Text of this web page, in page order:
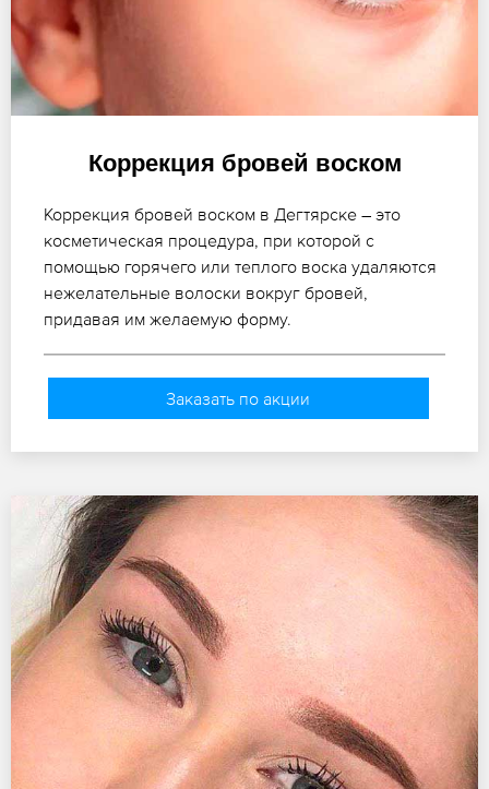
Коррекция бровей воском
Коррекция бровей воском в Дегтярске – это
косметическая процедура, при которой с
помощью горячего или теплого воска удаляются
нежелательные волоски вокруг бровей,
придавая им желаемую форму.
Заказать по акции